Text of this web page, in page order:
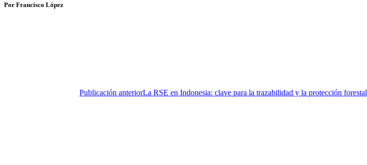
Por Francisco López
Publicación anteriorLa RSE en Indonesia: clave para la trazabilidad y la protección forestal